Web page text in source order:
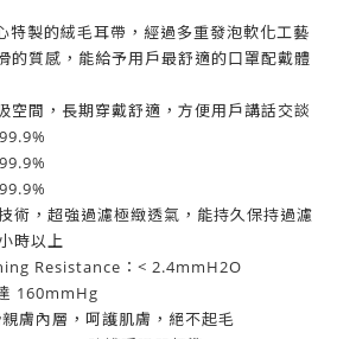
特製的絨毛耳帶，經過多重發泡軟化工藝
的質感，能給予用戶最舒適的口罩配戴體
空間，長期穿戴舒適，方便用戶講話交談
術，超強過濾極緻透氣，能持久保持過濾
時以上
Resistance：< 2.4mmH2O
160mmHg
親膚內層，呵護肌膚，絕不起毛